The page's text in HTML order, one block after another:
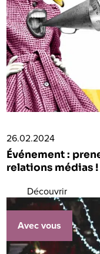
26.02.2024
Événement :
relations médias !
Découvrir
Avec vous